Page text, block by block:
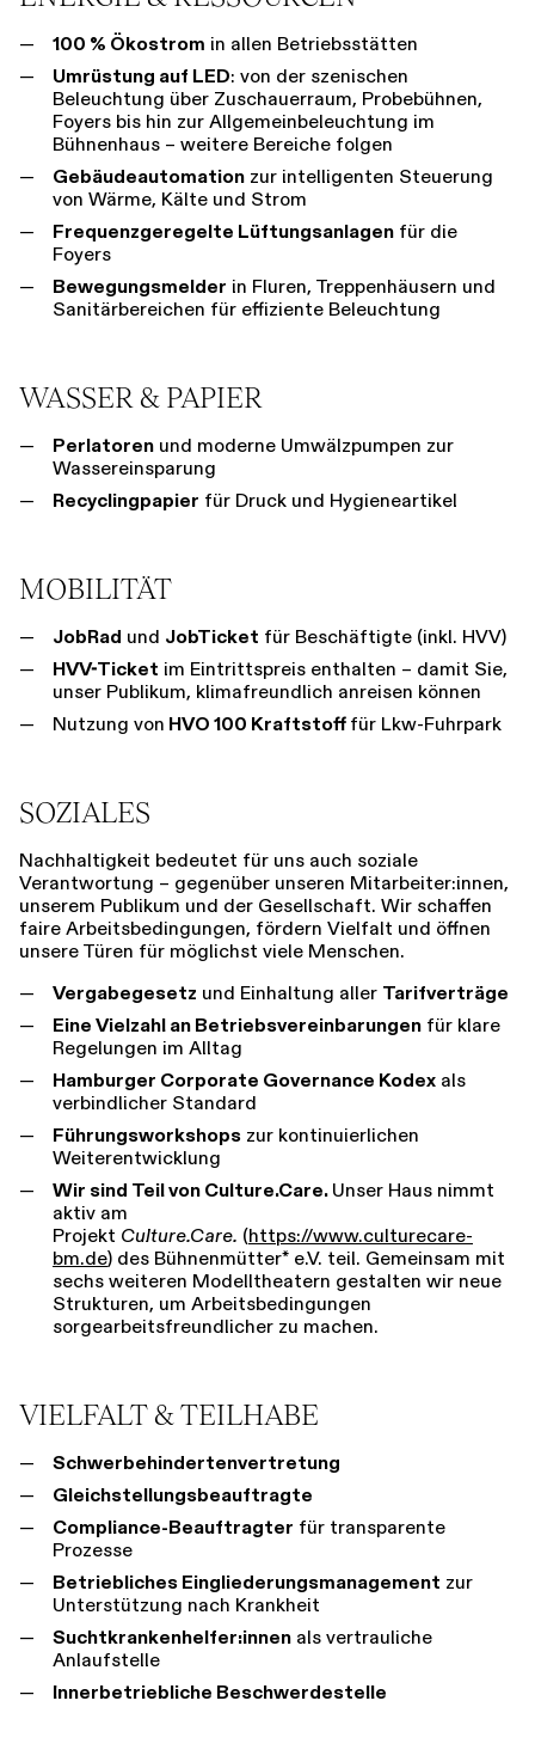
100 % Ökostrom in allen Betriebsstätten
Umrüstung auf LED: von der szenischen
Beleuchtung über Zuschauerraum, Probebühnen,
Foyers bis hin zur Allgemeinbeleuchtung im
Bühnenhaus – weitere Bereiche folgen
Gebäudeautomation zur intelligenten Steuerung
von Wärme, Kälte und Strom
Frequenzgeregelte Lüftungsanlagen für die
Foyers
Bewegungsmelder in Fluren, Treppenhäusern und
Sanitärbereichen für effiziente Beleuchtung
WASSER & PAPIER
Perlatoren und moderne Umwälzpumpen zur
Wassereinsparung
Recyclingpapier für Druck und Hygieneartikel
MOBILITÄT
JobRad und JobTicket für Beschäftigte (inkl. HVV)
HVV-Ticket im Eintrittspreis enthalten – damit Sie,
unser Publikum, klimafreundlich anreisen können
Nutzung von HVO 100 Kraftstoff für Lkw-Fuhrpark
SOZIALES
Nachhaltigkeit bedeutet für uns auch soziale
Verantwortung – gegenüber unseren Mitarbeiter:innen,
unserem Publikum und der Gesellschaft. Wir schaffen
faire Arbeitsbedingungen, fördern Vielfalt und öffnen
unsere Türen für möglichst viele Menschen.
Vergabegesetz und Einhaltung aller Tarifverträge
Eine Vielzahl an Betriebsvereinbarungen für klare
Regelungen im Alltag
Hamburger Corporate Governance Kodex als
verbindlicher Standard
Führungsworkshops zur kontinuierlichen
Weiterentwicklung
Wir sind Teil von Culture.Care. Unser Haus nimmt
aktiv am
Projekt Culture.Care. (https://www.culturecare-
bm.de) des Bühnenmütter* e.V. teil. Gemeinsam mit
sechs weiteren Modelltheatern gestalten wir neue
Strukturen, um Arbeitsbedingungen
sorgearbeitsfreundlicher zu machen.
VIELFALT & TEILHABE
Schwerbehindertenvertretung
Gleichstellungsbeauftragte
Compliance-Beauftragter für transparente
Prozesse
Betriebliches Eingliederungsmanagement zur
Unterstützung nach Krankheit
Suchtkrankenhelfer:innen als vertrauliche
Anlaufstelle
Innerbetriebliche Beschwerdestelle